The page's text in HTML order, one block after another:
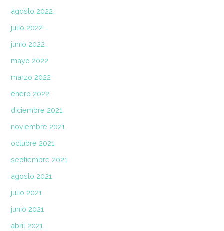
agosto 2022
julio 2022
junio 2022
mayo 2022
marzo 2022
enero 2022
diciembre 2021
noviembre 2021
octubre 2021
septiembre 2021
agosto 2021
julio 2021
junio 2021
abril 2021